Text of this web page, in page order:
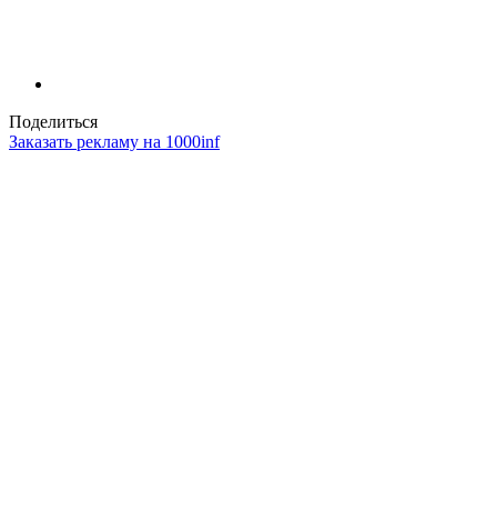
Поделиться
Заказать рекламу на 1000inf